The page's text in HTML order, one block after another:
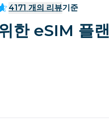
브라질
도미니카 공화국
4171 개의 리뷰기준
한 eSIM 플랜